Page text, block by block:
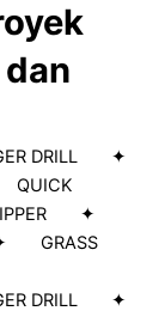
DRILL ✦
✦
GRASS
DRILL ✦